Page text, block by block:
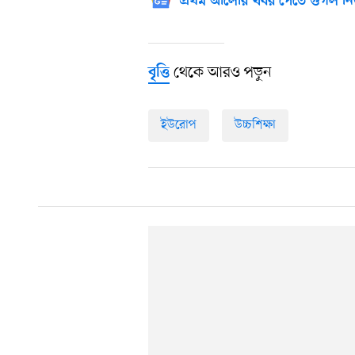
বৃত্তি থেকে আরও পড়ুন
ইউরোপ উচ্চশিক্ষা